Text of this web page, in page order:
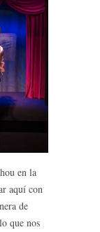
en la
aquí con
de
que nos